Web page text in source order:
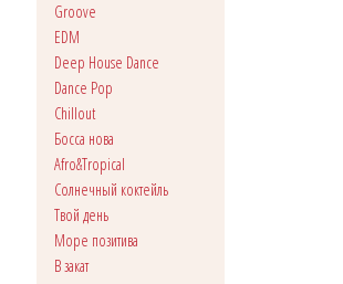
Groove
EDM
Deep House Dance
Dance Pop
Сhillout
Босса нова
Afro&Tropical
Солнечный коктейль
Твой день
Море позитива
В закат